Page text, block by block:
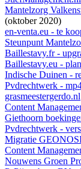
Mantelzorg
(oktober 2020)
en-venta.eu - te
Steunpunt
Baillestavy.fr -
Baillestavy.eu -
Indische Duinen -
Pvdrechtwerk -
grasmeestergerdo.nl
Content
Giethoorn
Pvdrechtwerk -
Migratie
Content
Nouwens Groen